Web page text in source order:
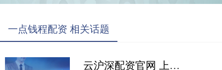
一点钱程配资 相关话题
云沪深配资官网 上海29日出梅，下周或现39至40℃酷热